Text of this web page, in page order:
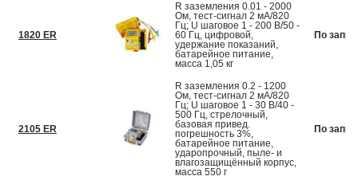
1820 ER
R заземления 0.01 - 2000
Ом, тест-сигнал 2 мА/820
Гц; U шаговое 1 - 200 В/50 -
60 Гц, цифровой,
удержание показаний,
батарейное питание,
масса 1,05 кг
По
2105 ER
R заземления 0.2 - 1200
Ом, тест-сигнал 2 мА/820
Гц; U шаговое 1 - 30 В/40 -
500 Гц, стрелочный,
базовая привед.
погрешность 3%,
батарейное питание,
ударопрочный, пыле- и
влагозащищённый корпус,
масса 550 г
По